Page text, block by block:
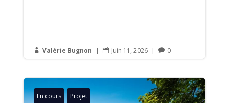
 Valérie Bugnon |  Juin 11, 2026 |  0
En cours Projet